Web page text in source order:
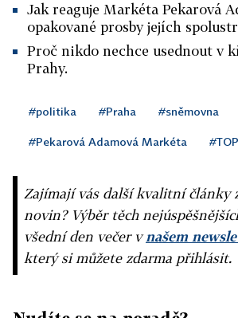
Jak reaguje Markéta Pekarová
opakované prosby jejích
Proč nikdo nechce usednout v
Prahy.
#politika #Praha #sněmovna
#Pekarová Adamová Markéta
Zajímají vás další kvalitní články
novin? Výběr těch
všední den večer vnašem
který si můžete zdarma přihlásit.